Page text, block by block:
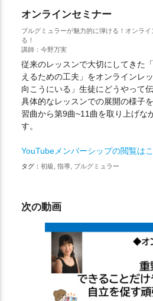
オンラインセミナー
ブルグミュラーが魅力的に弾ける！オンラ
る！
講師：今野万実
従来のレッスンで大切にしてきた
えるための工夫」をオンラインレ
向こうにいる」生徒にどうやって
具体的なレッスンでの展開の様子
習曲から第9曲~11曲を取り上げな
す。
YouTubeメンバーシップの閲覧は
タグ： 初級, 指導, ブルグミュラー
次の動画